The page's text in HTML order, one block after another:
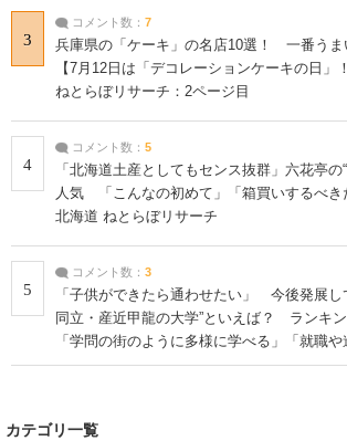
3
コメント数： 7
兵庫県の「ケーキ」の名店10選！ 一番うま
【7月12日は「デコレーションケーキの日」
ねとらぼリサーチ：2ページ目
4
コメント数： 5
「北海道土産としてもセンス抜群」六花亭の
人気 「こんなの初めて」「箱買いするべき
北海道 ねとらぼリサーチ
5
コメント数： 3
「子供ができたら通わせたい」 今後発展し
同立・産近甲龍の大学”といえば？ ランキ
「学問の街のように多様に学べる」「就職
| 大学 ねとらぼリサーチ
カテゴリ一覧